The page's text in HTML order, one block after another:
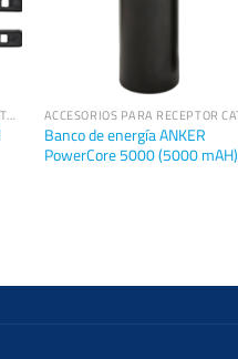
ACCESORIOS PARA RECEPTOR CATALYST DA2
Banco de energía ANKER
PowerCore 5000 (5000 mAH)